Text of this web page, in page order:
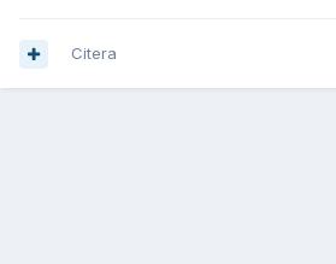
Citera